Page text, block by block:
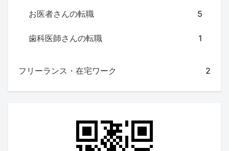
お医者さんの転職 5
歯科医師さんの転職 1
フリーランス・在宅ワーク 2